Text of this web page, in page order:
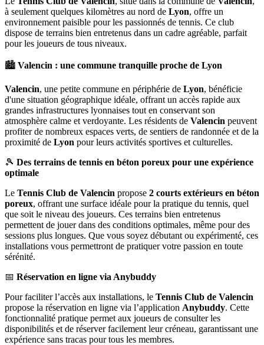
à seulement quelques kilomètres au nord de Lyon, offre un
environnement paisible pour les passionnés de tennis. Ce club
dispose de terrains bien entretenus dans un cadre agréable, parfait
pour les joueurs de tous niveaux.
🏙️ Valencin : une commune tranquille proche de Lyon
Valencin, une petite commune en périphérie de Lyon, bénéficie
d'une situation géographique idéale, offrant un accès rapide aux
grandes infrastructures lyonnaises tout en conservant son
atmosphère calme et verdoyante. Les résidents de Valencin peuvent
profiter de nombreux espaces verts, de sentiers de randonnée et de la
proximité de Lyon pour leurs activités sportives et culturelles.
🎾 Des terrains de tennis en béton poreux pour une expérience
optimale
Le Tennis Club de Valencin propose 2 courts extérieurs en béton
poreux, offrant une surface idéale pour la pratique du tennis, quel
que soit le niveau des joueurs. Ces terrains bien entretenus
permettent de jouer dans des conditions optimales, même pour des
sessions plus longues. Que vous soyez débutant ou expérimenté, ces
installations vous permettront de pratiquer votre passion en toute
sérénité.
📅 Réservation en ligne via Anybuddy
Pour faciliter l’accès aux installations, le Tennis Club de Valencin
propose la réservation en ligne via l’application Anybuddy. Cette
fonctionnalité pratique permet aux joueurs de consulter les
disponibilités et de réserver facilement leur créneau, garantissant une
expérience sans tracas pour tous les membres.